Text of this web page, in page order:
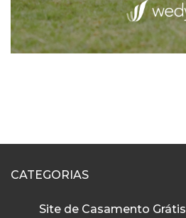
CATEGORIAS
Site de Casamento Grátis